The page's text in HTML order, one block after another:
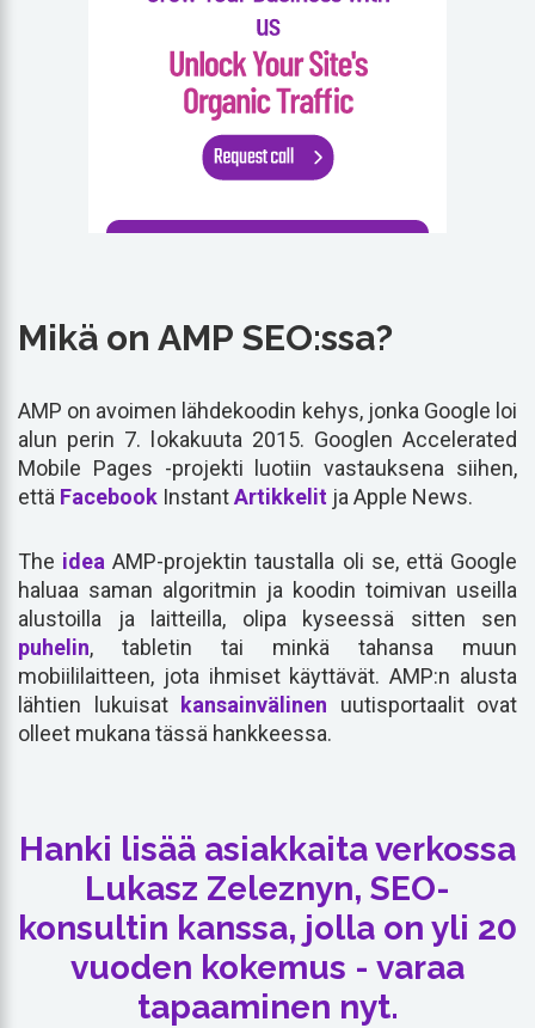
Mikä on AMP SEO:ssa?
AMP on avoimen lähdekoodin kehys, jonka Google loi
alun perin 7. lokakuuta 2015. Googlen Accelerated
Mobile Pages -projekti luotiin vastauksena siihen,
että Facebook InstantArtikkelit ja Apple News.
The idea AMP-projektin taustalla oli se, että Google
haluaa saman algoritmin ja koodin toimivan useilla
alustoilla ja laitteilla, olipa kyseessä sitten sen
puhelin, tabletin tai minkä tahansa muun
mobiililaitteen, jota ihmiset käyttävät. AMP:n alusta
lähtien lukuisat
kansainvälinen uutisportaalit ovat
olleet mukana tässä hankkeessa.
Hanki lisää asiakkaita verkossa
Lukasz Zeleznyn, SEO-
konsultin kanssa, jolla on yli 20
vuoden kokemus - varaa
tapaaminen nyt.